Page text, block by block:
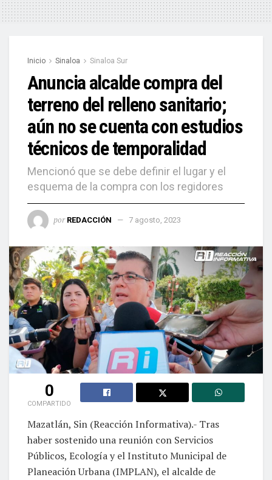
Inicio Sinaloa Sinaloa Sur
Anuncia alcalde compra del
terreno del relleno sanitario;
aún no se cuenta con estudios
técnicos de temporalidad
Mencionó que se debe definir el lugar y el
esquema de la compra con los regidores
por REDACCIÓN 7 agosto, 2023
0
COMPARTIDO
Mazatlán, Sin (Reacción Informativa).- Tras
haber sostenido una reunión con Servicios
Públicos, Ecología y el Instituto Municipal de
Planeación Urbana (IMPLAN), el alcalde de